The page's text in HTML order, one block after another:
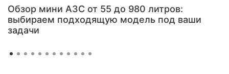
Обзор мини АЗС от 55 до 980 литров:
выбираем подходящую модель под ваши
задачи